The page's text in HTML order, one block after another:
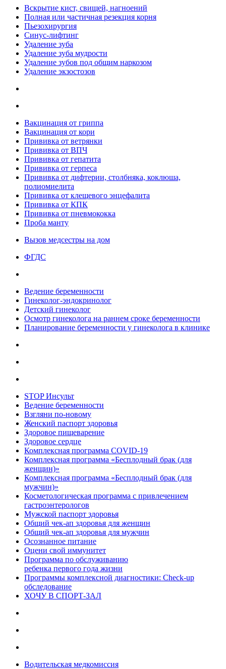
Вскрытие кист, свищей, нагноений
Полная или частичная резекция корня
Пьезохирургия
Синус-лифтинг
Удаление зуба
Удаление зуба мудрости
Удаление зубов под общим наркозом
Удаление экзостозов
Вакцинация от гриппа
Вакцинация от кори
Прививка от ветрянки
Прививка от ВПЧ
Прививка от гепатита
Прививка от герпеса
Прививка от дифтерии, столбняка, коклюша,
полиомиелита
Прививка от клещевого энцефалита
Прививка от КПК
Прививка от пневмококка
Проба манту
Вызов медсестры на дом
ФГДС
Ведение беременности
Гинеколог-эндокринолог
Детский гинеколог
Осмотр гинеколога на раннем сроке беременности
Планирование беременности у гинеколога в клинике
STOP Инсульт
Ведение беременности
Взгляни по-новому
Женский паспорт здоровья
Здоровое пищеварение
Здоровое сердце
Комплексная программа COVID-19
Комплексная программа «Бесплодный брак (для
женщин)»
Комплексная программа «Бесплодный брак (для
мужчин)»
Косметологическая программа с привлечением
гастроэнтерологов
Мужской паспорт здоровья
Общий чек-ап здоровья для женщин
Общий чек-ап здоровья для мужчин
Осознанное питание
Оцени свой иммунитет
Программа по обслуживанию
ребенка первого года жизни
Программы комплексной диагностики: Check-up
обследование
ХОЧУ В CПОРТ-ЗАЛ
Водительская медкомиссия